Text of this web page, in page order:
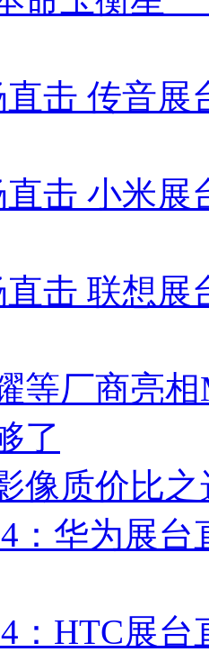
击 传音展
击 小米展
击 联想展
等厂商亮
了
像质价比之
：华为展
：HTC展